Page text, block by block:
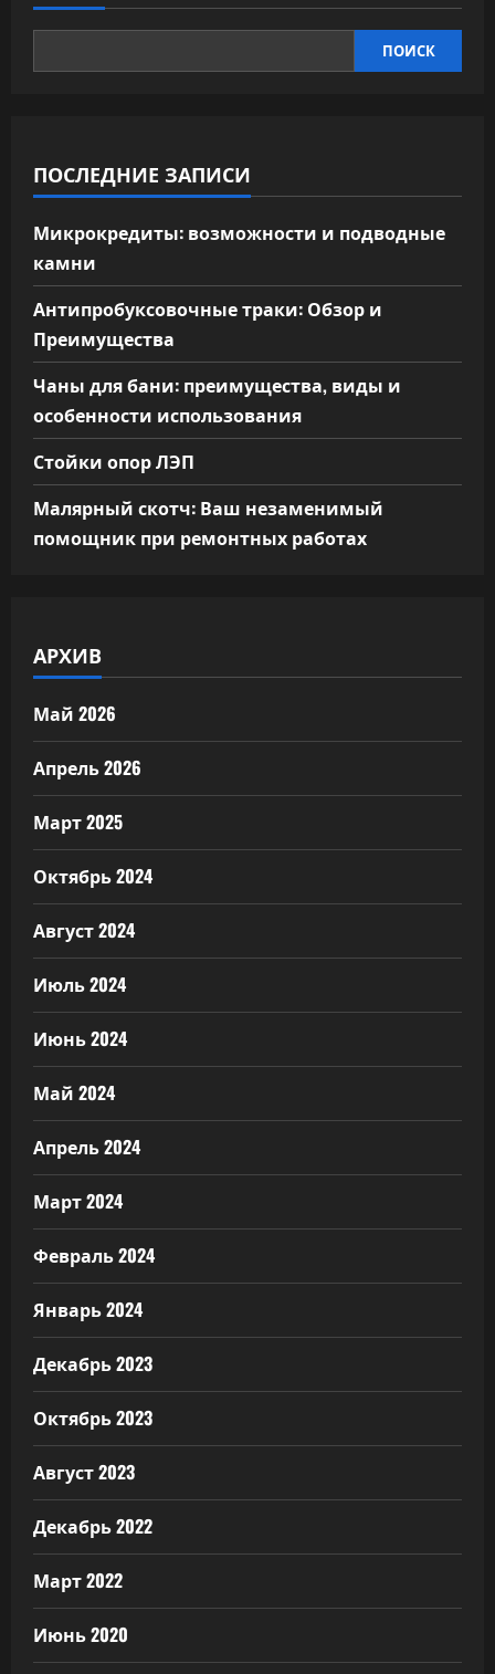
ПОИСК
ПОСЛЕДНИЕ ЗАПИСИ
Микрокредиты: возможности и подводные
камни
Антипробуксовочные траки: Обзор и
Преимущества
Чаны для бани: преимущества, виды и
особенности использования
Стойки опор ЛЭП
Малярный скотч: Ваш незаменимый
помощник при ремонтных работах
АРХИВ
Май 2026
Апрель 2026
Март 2025
Октябрь 2024
Август 2024
Июль 2024
Июнь 2024
Май 2024
Апрель 2024
Март 2024
Февраль 2024
Январь 2024
Декабрь 2023
Октябрь 2023
Август 2023
Декабрь 2022
Март 2022
Июнь 2020